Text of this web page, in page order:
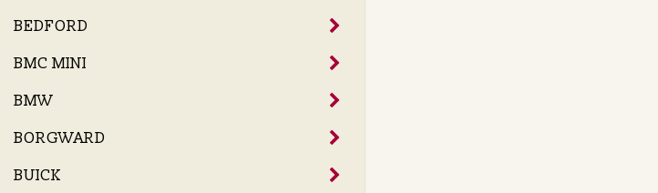
BEDFORD
BMC MINI
BMW
BORGWARD
BUICK